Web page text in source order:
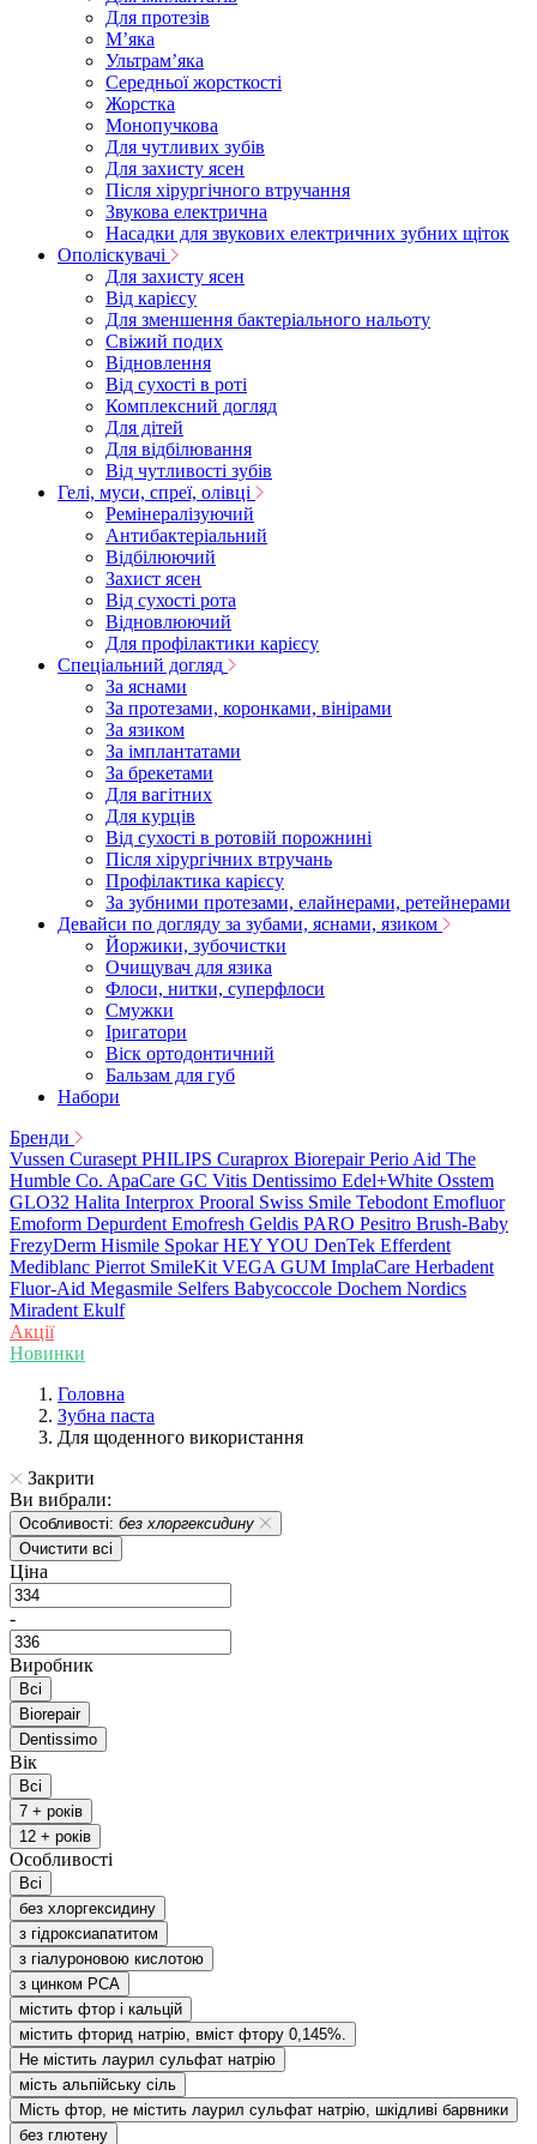
Для протезів
Мʼяка
Ультрамʼяка
Середньої жорсткості
Жорстка
Монопучкова
Для чутливих зубів
Для захисту ясен
Після хірургічного втручання
Звукова електрична
Насадки для звукових електричних зубних щіток
Ополіскувачі
Для захисту ясен
Від карієсу
Для зменшення бактеріального нальоту
Свіжий подих
Відновлення
Від сухості в роті
Комплексний догляд
Для дітей
Для відбілювання
Від чутливості зубів
Гелі, муси, спреї, олівці
Ремінералізуючий
Антибактеріальний
Відбілюючий
Захист ясен
Від сухості рота
Відновлюючий
Для профілактики карієсу
Спеціальний догляд
За яснами
За протезами, коронками, вінірами
За язиком
За імплантатами
За брекетами
Для вагітних
Для курців
Від сухості в ротовій порожнині
Після хірургічних втручань
Профілактика карієсу
За зубними протезами, елайнерами, ретейнерами
Девайси по догляду за зубами, яснами, язиком
Йоржики, зубочистки
Очищувач для язика
Флоси, нитки, суперфлоси
Смужки
Іригатори
Віск ортодонтичний
Бальзам для губ
Набори
Бренди
Vussen Curasept PHILIPS Curaprox Biorepair Perio Aid The
Humble Co. ApaCare GC Vitis Dentissimo Edel+White Osstem
GLO32 Halita Interprox Prooral Swiss Smile Tebodont Emofluor
Emoform Depurdent Emofresh Geldis PARO Pesitro Brush-Baby
FrezyDerm Hismile Spokar HEY YOU DenTek Efferdent
Mediblanc Pierrot SmileKit VEGA GUM ImplaCare Herbadent
Fluor-Aid Megasmile Selfers Babycoccole Dochem Nordics
Miradent Ekulf
Акції
Новинки
Головна
Зубна паста
Для щоденного використання
Закрити
Ви вибрали:
Особливості: без хлоргексидину
Очистити всі
Ціна
-
Виробник
Всі
Biorepair
Dentissimo
Вік
Всі
7 + років
12 + років
Особливості
Всі
без хлоргексидину
з гідроксиапатитом
з гіалуроновою кислотою
з цинком РСА
містить фтор і кальцій
містить фторид натрію, вміст фтору 0,145%.
Не містить лаурил сульфат натрію
мість альпійську сіль
Мість фтор, не містить лаурил сульфат натрію, шкідливі барвники
без глютену